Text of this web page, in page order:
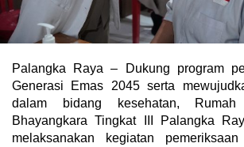
Palangka Raya – Dukung program
Generasi Emas 2045 serta
dalam bidang kesehatan,
Bhayangkara Tingkat III Palangka
melaksanakan kegiatan